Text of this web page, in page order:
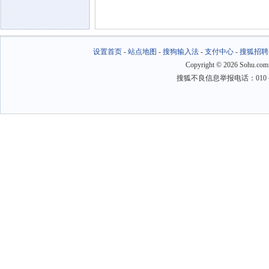
设置首页- 站点地图 - 搜狗输入法- 支付中心- 搜狐招聘
Copyright © 2026
搜狐不良信息举报电话：010